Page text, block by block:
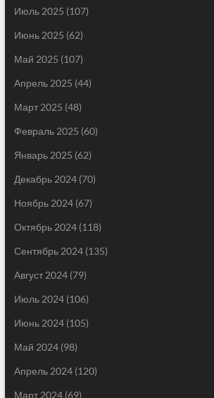
Июль 2025 (107)
Июнь 2025 (62)
Май 2025 (107)
Апрель 2025 (44)
Март 2025 (48)
Февраль 2025 (60)
Январь 2025 (62)
Декабрь 2024(70)
Ноябрь 2024(67)
Октябрь 2024(118)
Сентябрь 2024(135)
Август 2024(79)
Июль 2024(106)
Июнь 2024(105)
Май 2024(98)
Апрель 2024(120)
Март 2024(69)